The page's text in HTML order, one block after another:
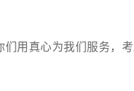
用真心为我们服务，